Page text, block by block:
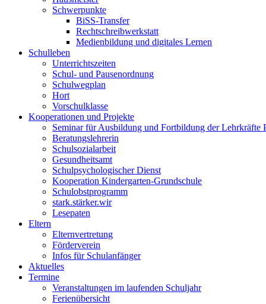
Schwerpunkte
BiSS-Transfer
Rechtschreibwerkstatt
Medienbildung und digitales Lernen
Schulleben
Unterrichtszeiten
Schul- und Pausenordnung
Schulwegplan
Hort
Vorschulklasse
Kooperationen und Projekte
Seminar für Ausbildung und Fortbildung der Lehrkräfte
Beratungslehrerin
Schulsozialarbeit
Gesundheitsamt
Schulpsychologischer Dienst
Kooperation Kindergarten-Grundschule
Schulobstprogramm
stark.stärker.wir
Lesepaten
Eltern
Elternvertretung
Förderverein
Infos für Schulanfänger
Aktuelles
Termine
Veranstaltungen im laufenden Schuljahr
Ferienübersicht